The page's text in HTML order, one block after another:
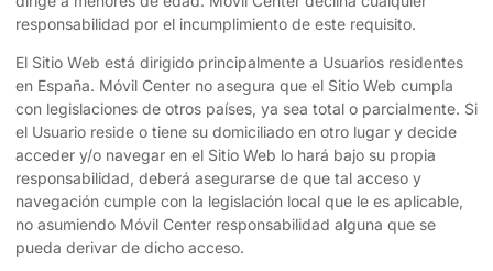
responsabilidad por el incumplimiento de este requisito.
El Sitio Web está dirigido principalmente a Usuarios residentes
en España. Móvil Center no asegura que el Sitio Web cumpla
con legislaciones de otros países, ya sea total o parcialmente. Si
el Usuario reside o tiene su domiciliado en otro lugar y decide
acceder y/o navegar en el Sitio Web lo hará bajo su propia
responsabilidad, deberá asegurarse de que tal acceso y
navegación cumple con la legislación local que le es aplicable,
no asumiendo Móvil Center responsabilidad alguna que se
pueda derivar de dicho acceso.